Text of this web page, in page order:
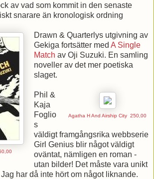
av vad som kommit in den senaste
snarare än kronologisk ordning
Drawn & Quarterlys utgivning av
Gekiga fortsätter med A Single
Match av Oji Suzuki. En samling
noveller av det mer poetiska
slaget.
Agatha H And Airship City 250,00
Phil &
Kaja
Foglio
s
väldigt framgångsrika webbserie
Girl Genius blir något väldigt
oväntat, nämligen en roman -
utan bilder! Det måste vara unikt
har då inte hört om något liknande.